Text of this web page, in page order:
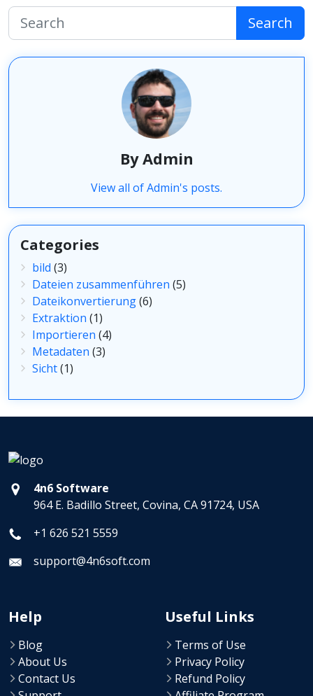
Search
By Admin
View all of Admin's posts.
Categories
bild (3)
Dateien zusammenführen (5)
Dateikonvertierung(6)
Extraktion (1)
Importieren (4)
Metadaten (3)
Sicht(1)
4n6 Software
964 E. Badillo Street, Covina, CA 91724, USA
+1 626 521 5559
support@4n6soft.com
Help
Blog
About Us
Contact Us
Useful Links
Terms of Use
Privacy Policy
Refund Policy